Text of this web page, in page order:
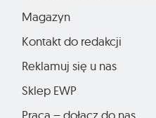
Magazyn
Kontakt do redakcji
Reklamuj się u nas
Sklep EWP
Praca – dołącz do nas